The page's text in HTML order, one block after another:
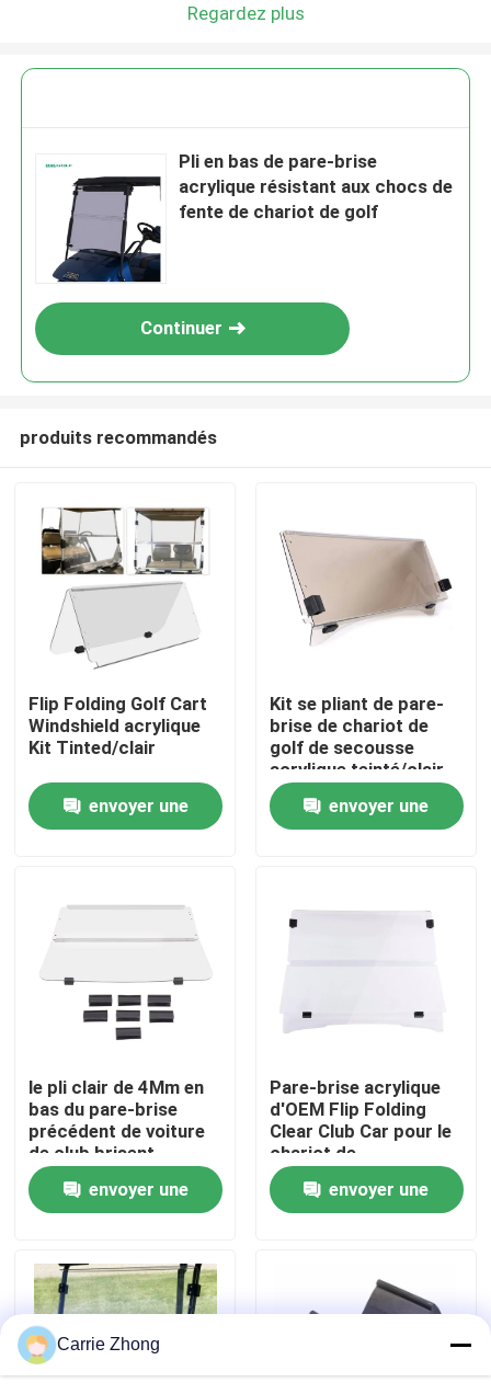
Maison
Produits
Contrôle de qualité
Contact USA
Nouvelles
Enjoliveurs de chariot de golf
Tableau de bord de chariot de golf
Regardez plus
Pli en bas de pare-brise
acrylique résistant aux chocs de
fente de chariot de golf
Continuer
produits recommandés
Flip Folding Golf Cart
Windshield acrylique
Kit Tinted/clair
envoyer une
Kit se pliant de pare-
brise de chariot de
golf de secousse
acrylique teinté/clair
envoyer une
le pli clair de 4Mm en
bas du pare-brise
précédent de voiture
de club brisent
l'acrylique résistant
envoyer une
Pare-brise acrylique
d'OEM Flip Folding
Clear Club Car pour le
chariot de
golf/YAMAHA
envoyer une
Carrie Zhong